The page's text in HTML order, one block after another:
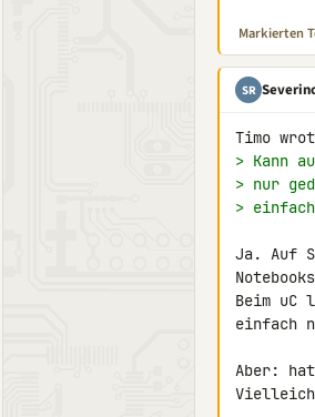
Markierten
SR
> Kann
> nur
>
Ja. Auf
Beim
einfach
Aber: hat